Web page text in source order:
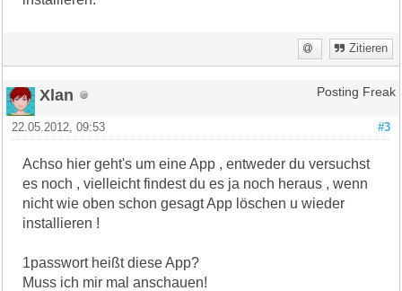
Zitieren
Xlan Posting Freak
#3
22.05.2012, 09:53
Achso hier geht's um eine App , entweder du versuchst
es noch , vielleicht findest du es ja noch heraus , wenn
nicht wie oben schon gesagt App löschen u wieder
installieren !
1passwort heißt diese App?
Muss ich mir mal anschauen!